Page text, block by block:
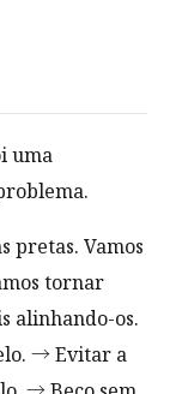
uma
pretas. Vamos
tornar
alinhando-os.
→ Evitar a